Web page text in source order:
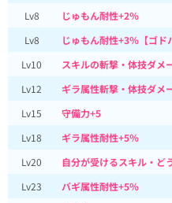
Lv8
じゅもん耐性+2％
Lv8
じゅもん耐性+3％【ゴド
Lv10
スキルの斬撃・体技ダメ
Lv12
ギラ属性斬撃・体技ダメ
Lv15
守備力+5
Lv18
ギラ属性耐性+5％
Lv20
自分が受けるスキル・ど
Lv23
バギ属性耐性+5％